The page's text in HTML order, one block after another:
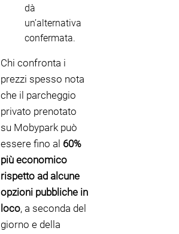
dà
un’alternativa
confermata.
Chi confronta i
prezzi spesso nota
che il parcheggio
privato prenotato
su Mobypark può
essere fino al 60%
più economico
rispetto ad alcune
opzioni pubbliche in
loco, a seconda del
giorno e della